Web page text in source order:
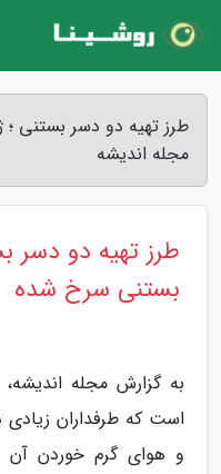
طرز تهیه دو دسر بستنی
مجله اندیشه
طرز تهیه دو دسر
بستنی سرخ شده
به گزارش مجله
است که طرفداران
و هوای گرم خوردن